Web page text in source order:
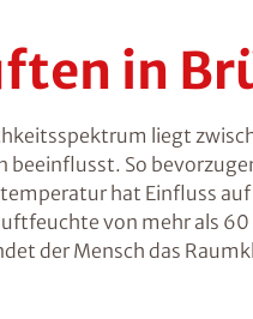
in
liegt
beeinflusst. So
hat Einfluss
von mehr als
der Mensch das